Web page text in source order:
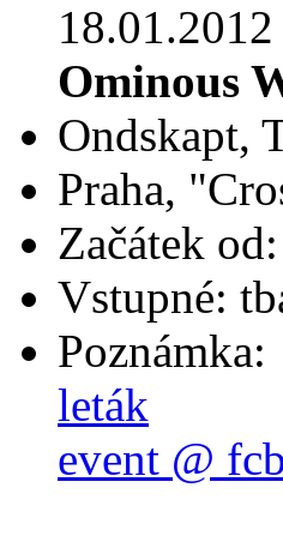
18.01.2012
Ominous
Ondskapt,
Praha,
Začátek
Vstupné:
Poznámka:
leták
event @ fcb